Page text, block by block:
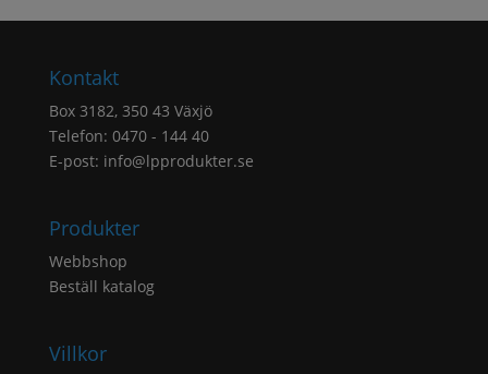
Kontakt
Box 3182, 350 43 Växjö
Telefon: 0470 - 144 40
E-post: info@lpprodukter.se
Produkter
Webbshop
Beställ katalog
Villkor